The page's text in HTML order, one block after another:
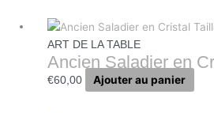
ART DE LA TABLE
Ancien Saladier en
€60,00 Ajouter au panier